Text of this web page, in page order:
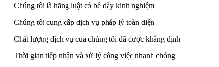
Chúng tôi là hãng luật có bề dày kinh nghiệm
Chúng tôi cung cấp dịch vụ pháp lý toàn diện
Chất lượng dịch vụ của chúng tôi đã được khẳng định
Thời gian tiếp nhận và xử lý công việc nhanh chóng